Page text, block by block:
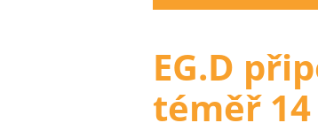
EG.D
téměř